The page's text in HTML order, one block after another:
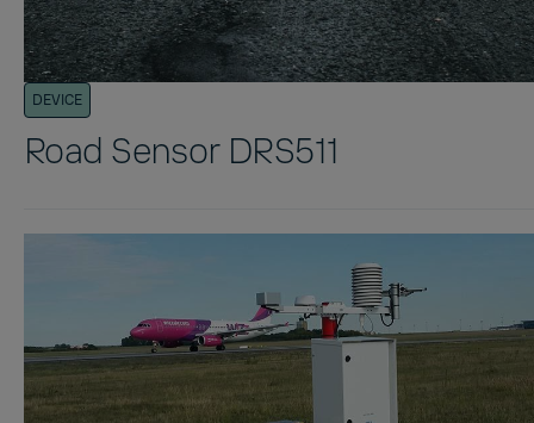
DEVICE
Road Sensor DRS511